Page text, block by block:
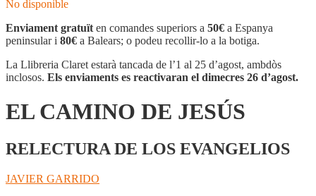
No disponible
Enviament gratuït en comandes superiors a 50€ a Espanya
peninsular i 80€ a Balears; o podeu recollir-lo a la botiga.
La Llibreria Claret estarà tancada de l’1 al 25 d’agost, ambdòs
inclosos. Els enviaments es reactivaran el dimecres 26 d’agost.
EL CAMINO DE JESÚS
RELECTURA DE LOS EVANGELIOS
JAVIER GARRIDO